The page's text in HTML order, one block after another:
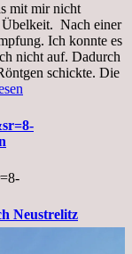
mit mir nicht
Übelkeit. Nach einer
Ich konnte es
nicht auf. Dadurch
schickte. Die
Neustrelitz